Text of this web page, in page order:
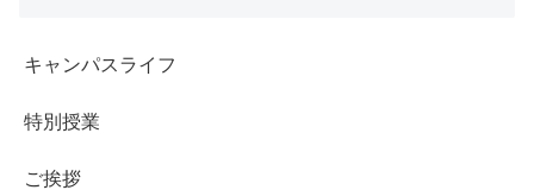
キャンパスライフ
特別授業
ご挨拶